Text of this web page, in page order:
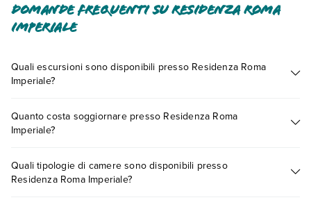
Domande frequenti su Residenza Roma
Imperiale
Quali escursioni sono disponibili presso Residenza Roma
Imperiale?
presso Residenza Roma Imperiale. Scoprile tutte nella
sezione
dedicata
Quanto costa soggiornare presso Residenza Roma
Imperiale?
a vari fattori (per es. date, condizioni dell'hotel, ecc). Per
consultare i prezzi, compila il motore di ricerca e scegli
Quali tipologie di camere sono disponibili presso
Residenza Roma Imperiale?